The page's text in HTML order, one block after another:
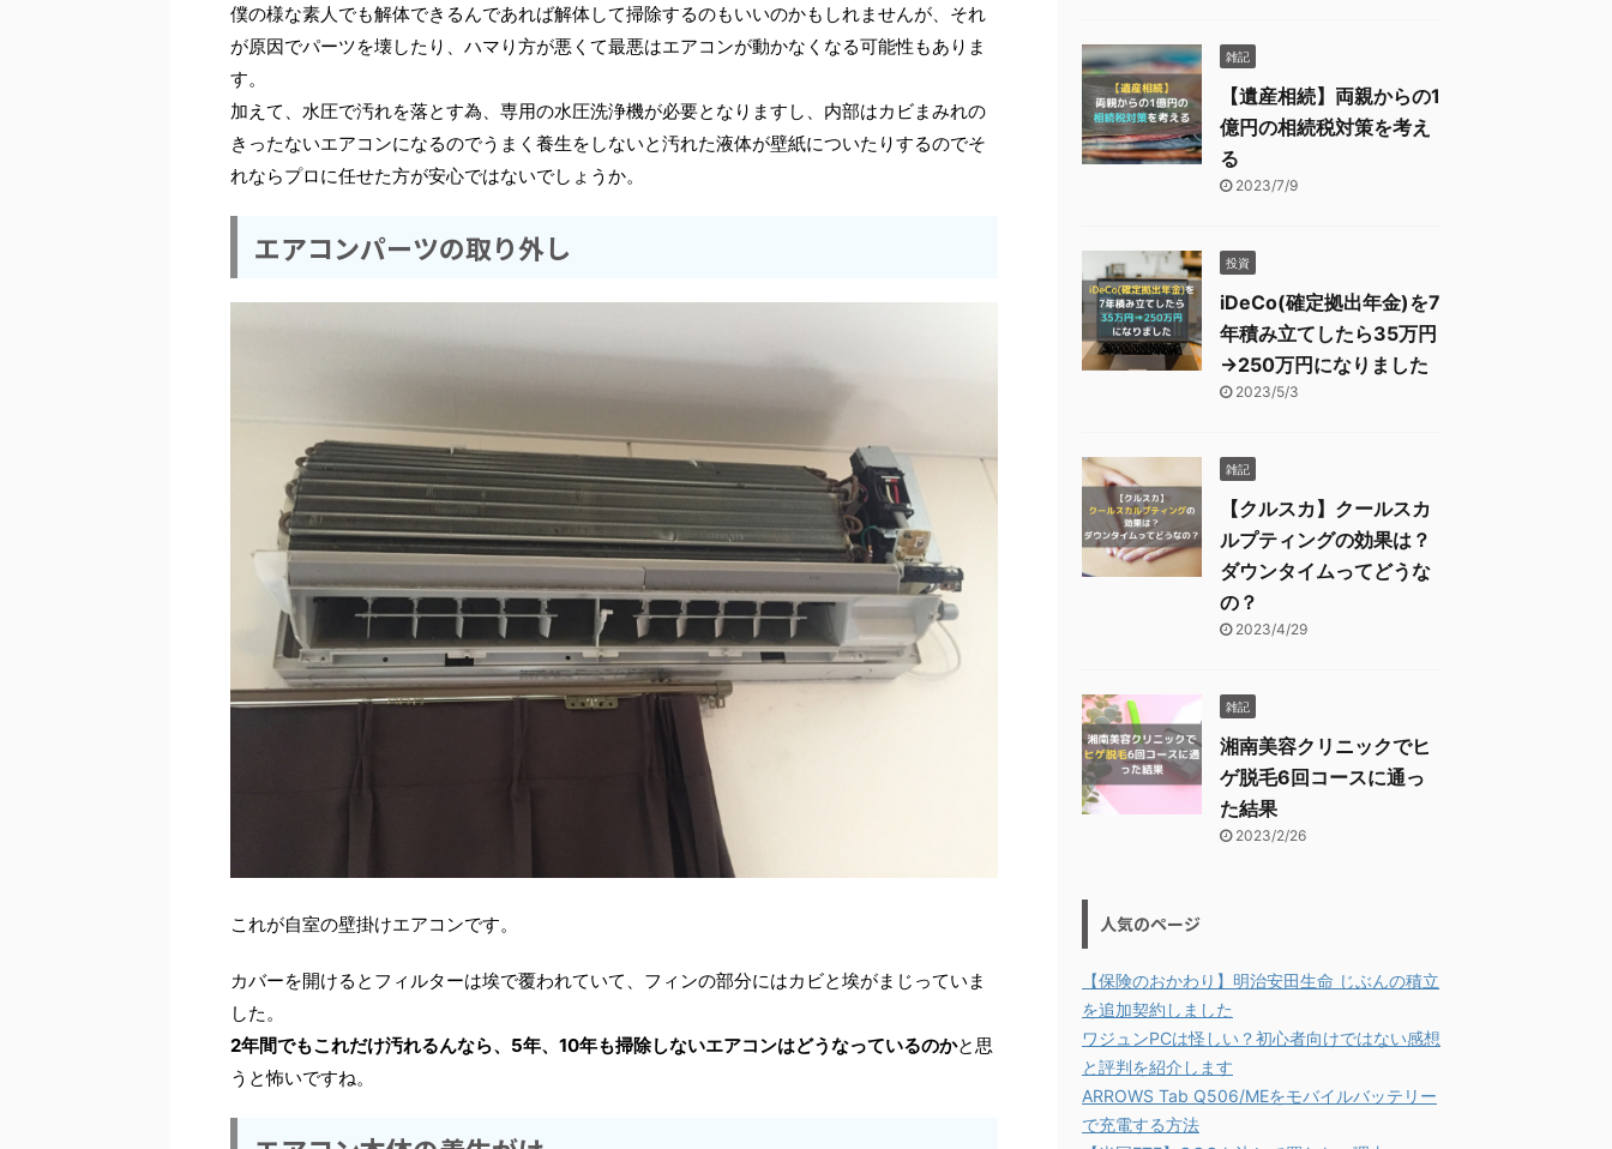
僕の様な素人でも解体できるんであれば解体して掃除するのもいいのかもしれませんが、それ
が原因でパーツを壊したり、ハマり方が悪くて最悪はエアコンが動かなくなる可能性もありま
す。
加えて、水圧で汚れを落とす為、専用の水圧洗浄機が必要となりますし、内部はカビまみれの
きったないエアコンになるのでうまく養生をしないと汚れた液体が壁紙についたりするのでそ
れならプロに任せた方が安心ではないでしょうか。
エアコンパーツの取り外し
これが自室の壁掛けエアコンです。
カバーを開けるとフィルターは埃で覆われていて、フィンの部分にはカビと埃がまじっていま
した。
2年間でもこれだけ汚れるんなら、5年、10年も掃除しないエアコンはどうなっているのかと思
うと怖いですね。
雑記
【遺産相続】両親からの1
億円の相続税対策を考え
る
2023/7/9
投資
iDeCo(確定拠出年金)を7
年積み立てしたら35万円
→250万円になりました
2023/5/3
雑記
【クルスカ】クールスカ
ルプティングの効果は？
ダウンタイムってどうな
の？
2023/4/29
雑記
湘南美容クリニックでヒ
ゲ脱毛6回コースに通っ
た結果
2023/2/26
人気のページ
【保険のおかわり】明治安田生命 じぶんの積立
を追加契約しました
ワジュンPCは怪しい？初心者向けではない感想
と評判を紹介します
ARROWS Tab Q506/MEをモバイルバッテリー
で充電する方法